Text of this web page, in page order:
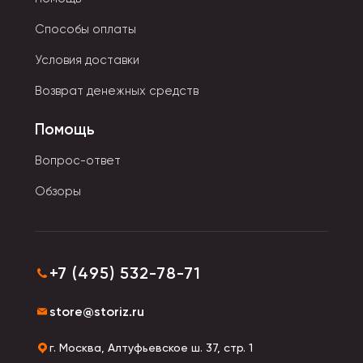
Способы оплаты
Условия доставки
Возврат денежных средств
Помощь
Вопрос-ответ
Обзоры
+7 (495) 532-78-71
store@storiz.ru
г. Москва, Алтуфьевское ш. 37, стр. 1